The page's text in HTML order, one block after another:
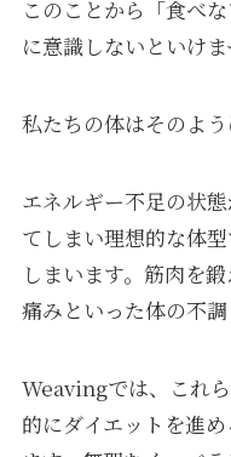
このことから「食べ
に意識しないといけま
私たちの体はそのよう
エネルギー不足の状
てしまい理想的な体
しまいます。筋肉を
痛みといった体の不調
Weavingでは、これ
的にダイエットを進